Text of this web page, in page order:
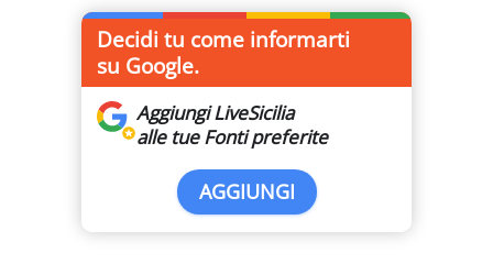
Decidi tu come informarti
su Google.
Aggiungi LiveSicilia
alle tue Fonti preferite
AGGIUNGI